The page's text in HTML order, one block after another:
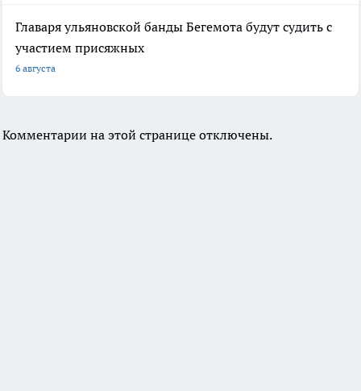
Главаря ульяновской банды Бегемота будут судить с
участием присяжных
6 августа
Комментарии на этой странице отключены.